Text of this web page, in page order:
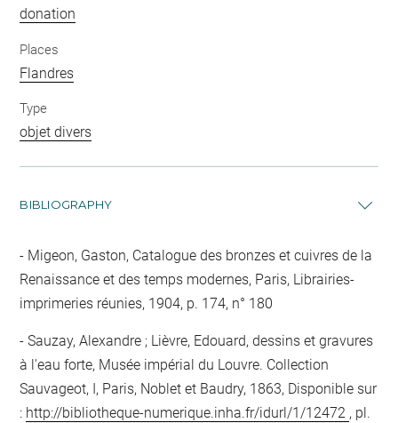
donation
Places
Flandres
Type
objet divers
BIBLIOGRAPHY
Migeon, Gaston, Catalogue des bronzes et cuivres de la
Renaissance et des temps modernes, Paris, Librairies-
imprimeries réunies, 1904, p. 174, n° 180
Sauzay, Alexandre ; Lièvre, Edouard, dessins et gravures
à l'eau forte, Musée impérial du Louvre. Collection
Sauvageot, I, Paris, Noblet et Baudry, 1863, Disponible sur
: http://bibliotheque-numerique.inha.fr/idurl/1/12472 , pl.